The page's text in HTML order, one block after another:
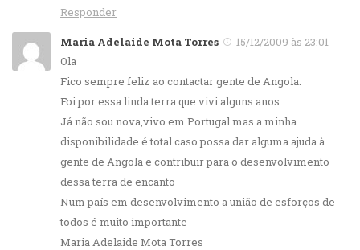
Responder
Maria Adelaide Mota Torres
15/12/2009 às 23:01
Ola
Fico sempre feliz ao contactar gente de Angola.
Foi por essa linda terra que vivi alguns anos .
Já não sou nova,vivo em Portugal mas a minha
disponibilidade é total caso possa dar alguma ajuda à
gente de Angola e contribuir para o desenvolvimento
dessa terra de encanto
Num país em desenvolvimento a união de esforços de
todos é muito importante
Maria Adelaide Mota Torres